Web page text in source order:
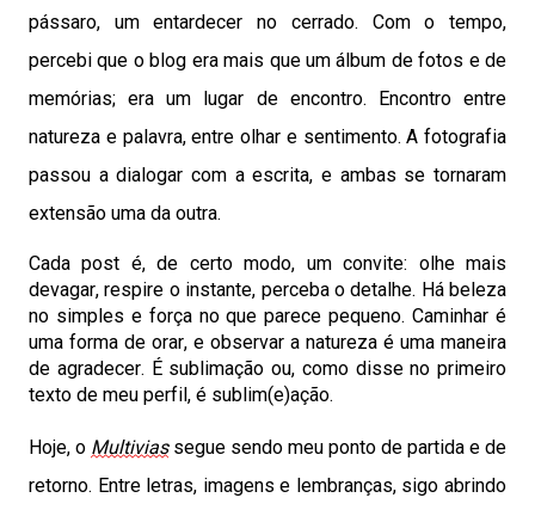
pássaro, um entardecer no cerrado. Com o tempo,
percebi que o blog era mais que um álbum defotos ede
memórias; era um lugar de encontro. Encontroentre
natureza e palavra, entre olhar e sentimento. A fotografia
passou a dialogar com a escrita, e ambas se tornaram
extensão uma da outra.
Cada post é, de certo modo, um convite: olhe mais
devagar, respire o instante, perceba o detalhe. Há beleza
no simples e força no que parece pequeno. Caminhar é
uma forma de orar, e observar a natureza é uma maneira
de agradecer. É sublimação ou, como disse no primeiro
texto de meu perfil, é sublim(e)ação.
Hoje, o Multiviassegue sendo meu ponto de partida e de
retorno. Entre letras, imagens e lembranças, sigo abrindo